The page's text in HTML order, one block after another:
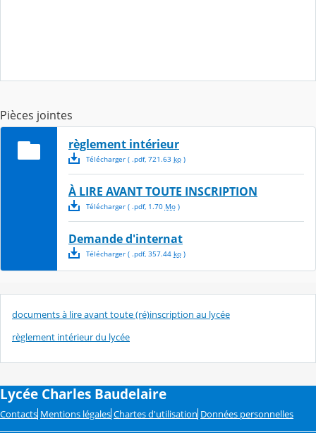
Pièces jointes
règlement intérieur
Télécharger( .pdf, 721.63 ko)
À LIRE AVANT TOUTE INSCRIPTION
Télécharger( .pdf, 1.70 Mo)
Demande d'internat
Télécharger( .pdf, 357.44 ko)
documents à lire avant toute (ré)inscription au lycée
règlement intérieur du lycée
Lycée Charles Baudelaire
Contacts Mentions légales Chartes d'utilisation Données personnelles